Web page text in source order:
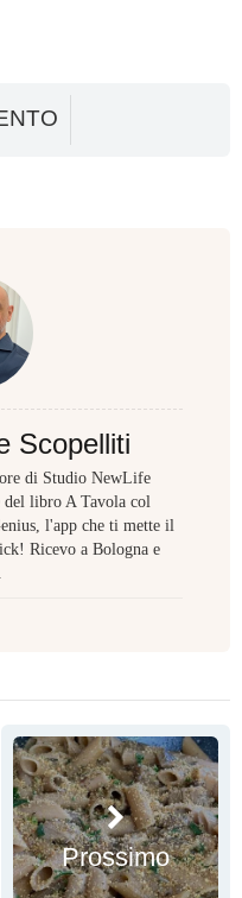
Scopelliti
di Studio NewLife
libro A Tavola col
l'app che ti mette il
Ricevo a Bologna e
Prossimo